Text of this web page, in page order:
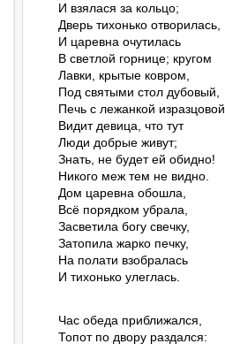
И взялася за кольцо;
Дверь тихонько отворилась,
И царевна очутилась
В светлой горнице; кругом
Лавки, крытые ковром,
Под святыми стол дубовый,
Печь с лежанкой изразцовой.
Видит девица, что тут
Люди добрые живут;
Знать, не будет ей обидно!
Никого меж тем не видно.
Дом царевна обошла,
Всё порядком убрала,
Засветила богу свечку,
Затопила жарко печку,
На полати взобралась
И тихонько улеглась.
Час обеда приближался,
Топот по двору раздался: